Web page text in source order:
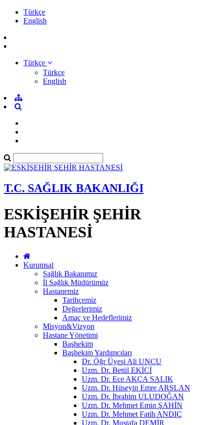
Türkçe
English
Türkçe
Türkçe
English
T.C. SAĞLIK BAKANLIĞI
ESKİŞEHİR ŞEHİR
HASTANESİ
Kurumsal
Sağlık Bakanımız
İl Sağlık Müdürümüz
Hastanemiz
Tarihçemiz
Değerlerimiz
Amaç ve Hedeflerimiz
Misyon&Vizyon
Hastane Yönetimi
Başhekim
Başhekim Yardımcıları
Dr. Öğr Üyesi Ali UNCU
Uzm. Dr. Betül EKİCİ
Uzm. Dr. Ece AKÇA SALIK
Uzm. Dr. Hüseyin Emre ARSLAN
Uzm. Dr. İbrahim ULUDOĞAN
Uzm. Dr. Mehmet Emin ŞAHİN
Uzm. Dr. Mehmet Fatih ANDIÇ
Uzm. Dr. Mustafa DEMİR